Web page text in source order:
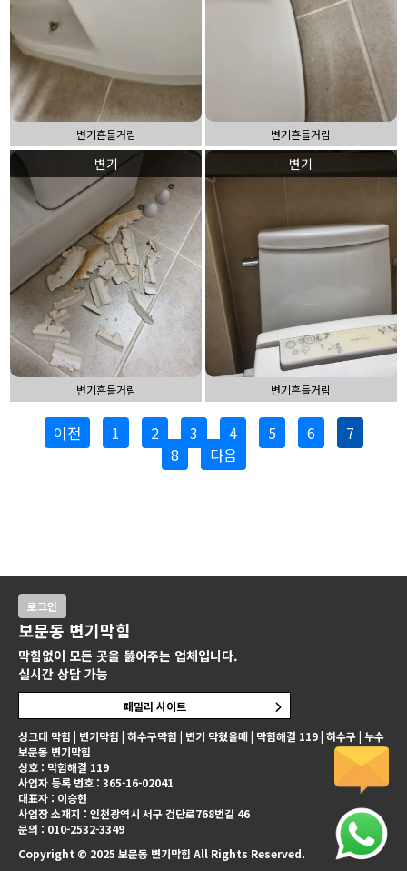
변기흔들거림 변기흔들거림
변기
변기흔들거림
변기
변기흔들거림
이전 1 2 3 4 5 6
7
8
다음
싱크대 막힘 | 변기막힘 | 하수구막힘 | 변기 막혔을때 | 막힘해결 119 | 하수구 | 누수
보문동 변기막힘
상호 : 막힘해결 119
사업자 등록 번호 : 365-16-02041
대표자 : 이승현
사업장 소재지 : 인천광역시 서구 검단로768번길 46
문의 : 010-2532-3349
Copyright © 2025 보문동 변기막힘 All Rights Reserved.
로그인
보문동 변기막힘
막힘없이 모든 곳을 뚫어주는 업체입니다.
실시간 상담 가능
패밀리 사이트